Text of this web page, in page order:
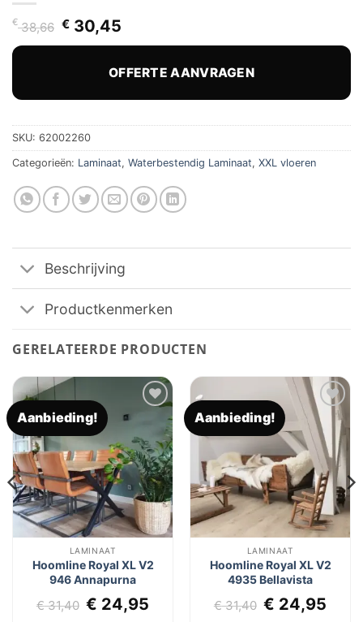
€38,66 Oorspronkelijke
prijs
€ 38,66.
€30,45Huidige
prijs
€ 30,45.
OFFERTE AANVRAGEN
SKU: 62002260
Categorieën: Laminaat, Waterbestendig Laminaat, XXL vloeren
Beschrijving
Productkenmerken
GERELATEERDE PRODUCTEN
Aanbieding!
Toevoegen
verlanglijst
LAMINAAT
Hoomline Royal XL V2
946 Annapurna
€31,40 Oorspronkelijke
€ 24,95
Aanbieding!
Toevoegen
aan
verlanglijst
LAMINAAT
Hoomline Royal XL V2
4935 Bellavista
€31,40 € 24,95